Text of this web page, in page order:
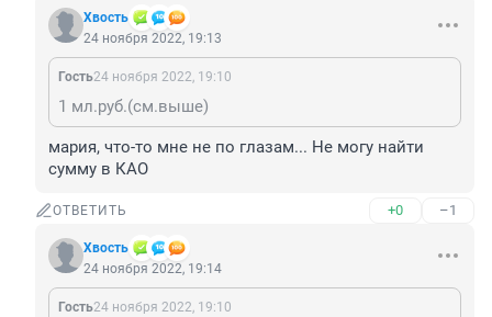
Хвость
24 ноября 2022, 19:13
Гость24 ноября 2022, 19:10
1 мл.руб.(см.выше)
мария, что-то мне не по глазам... Не могу найти
сумму в КАО
ОТВЕТИТЬ +0 –1
Хвость
24 ноября 2022, 19:14
Гость24 ноября 2022, 19:10